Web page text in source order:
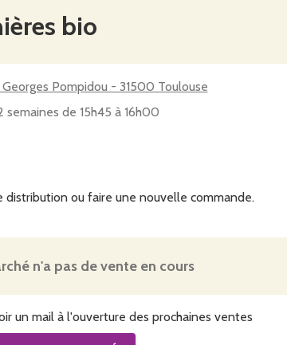
bio
Pompidou - 31500 Toulouse
semaines de 15h45 à 16h00
ou faire une nouvelle commande.
un mail à l'ouverture des prochaines ventes
n'a pas de vente en cours